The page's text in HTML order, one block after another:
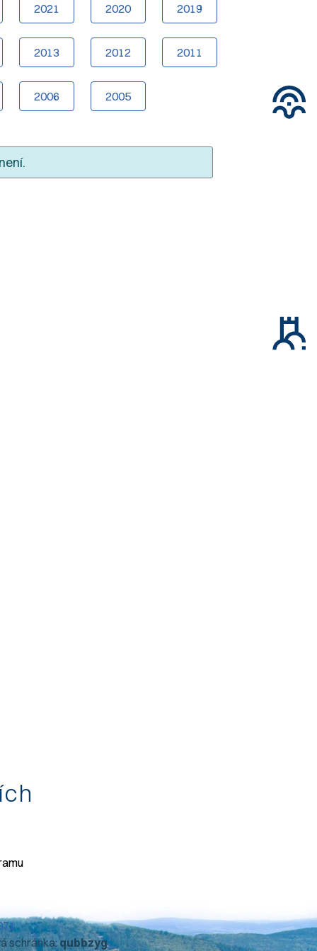
2021 2020 2019
2013 2012 2011
2006 2005
schránka:qubbzyg